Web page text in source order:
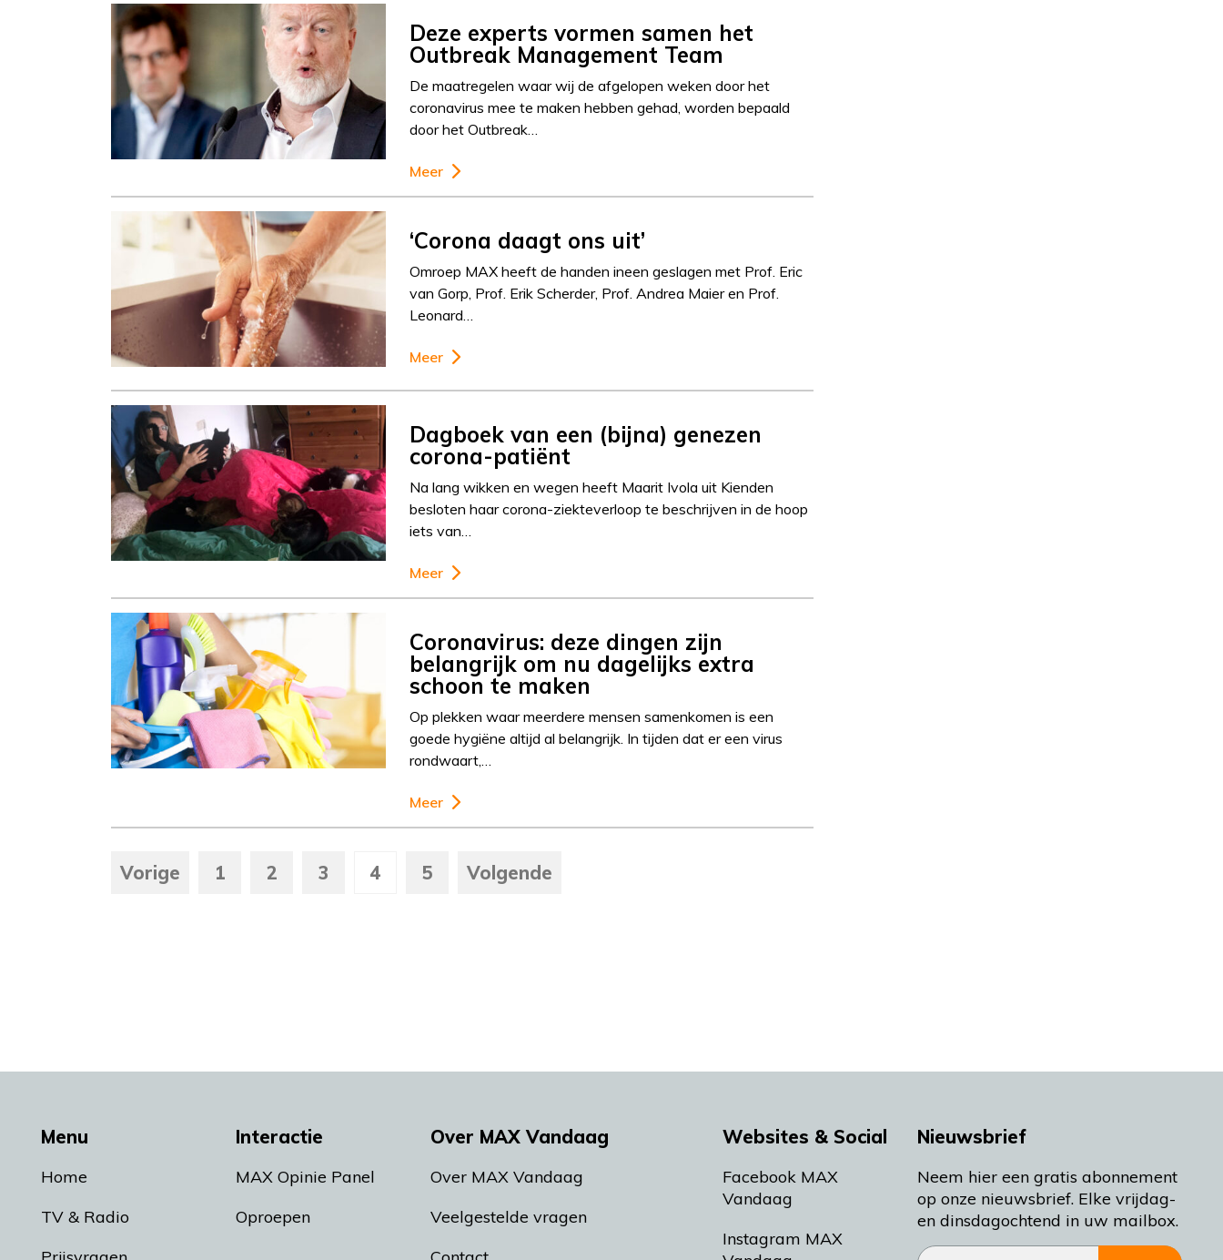
Deze experts vormen samen het
Outbreak Management Team
De maatregelen waar wij de afgelopen weken door het
coronavirus mee te maken hebben gehad, worden bepaald
door het Outbreak…
Meer
‘Corona daagt ons uit’
Omroep MAX heeft de handen ineen geslagen met Prof. Eric
van Gorp, Prof. Erik Scherder, Prof. Andrea Maier en Prof.
Leonard…
Meer
Dagboek van een (bijna) genezen
corona-patiënt
Na lang wikken en wegen heeft Maarit Ivola uit Kienden
besloten haar corona-ziekteverloop te beschrijven in de hoop
iets van…
Meer
Coronavirus: deze dingen zijn
belangrijk om nu dagelijks extra
schoon te maken
Op plekken waar meerdere mensen samenkomen is een
goede hygiëne altijd al belangrijk. In tijden dat er een virus
rondwaart,…
Meer
Vorige 1 2 3 4 5 Volgende
Menu
Home
TV & Radio
Interactie
MAX Opinie Panel
Oproepen
Over MAX Vandaag
Over MAX Vandaag
Veelgestelde vragen
Websites & Social
Facebook MAX
Vandaag
Instagram MAX
Nieuwsbrief
Neem hier een gratis abonnement
op onze nieuwsbrief. Elke vrijdag-
en dinsdagochtend in uw mailbox.